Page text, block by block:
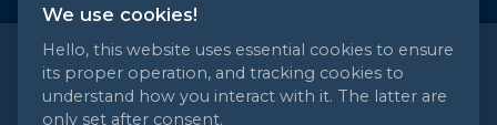
Contact
We use cookies!
Hello, this website uses essential cookies to ensure
its proper operation, and tracking cookies to
understand how you interact with it. The latter are
only set after consent.